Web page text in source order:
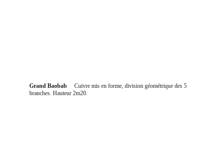
Grand Baobab Cuivre mis en forme, division géométrique des 5
branches. Hauteur 2m20.